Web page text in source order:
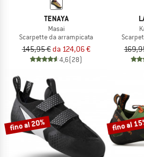
TENAYA
Masai
Scarpette da arrampicata
145,95 € da 124,06 €
4,6(28)
fino al 20% fino al